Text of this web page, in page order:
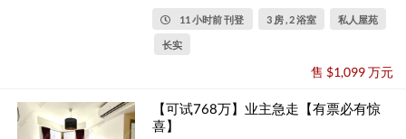
11 小时前 刊登 3 房 , 2 浴室 私人屋苑
长实
售 $1,099 万元
【可试768万】业主急走【有票必有惊
喜】